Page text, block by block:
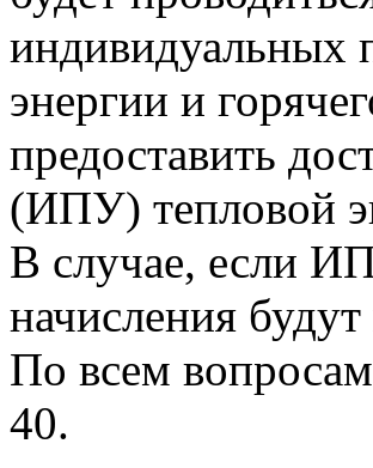
индивидуальных
энергии и
предоставить
(ИПУ) тепловой
В случае, если
начисления
По всем
40.